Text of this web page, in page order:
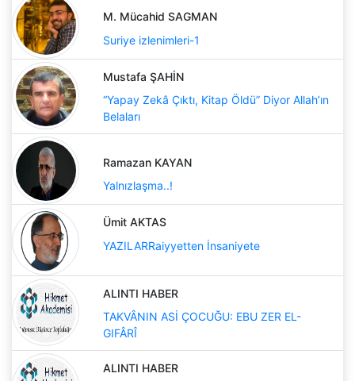
M. Mücahid SAGMAN
Suriye izlenimleri-1
Mustafa ŞAHİN
“Yapay Zekâ Çıktı, Kitap Öldü” Diyor Allah’ın
Belaları
Ramazan KAYAN
Yalnızlaşma..!
Ümit AKTAS
YAZILARRaiyyetten İnsaniyete
ALINTI HABER
TAKVÂNIN ASİ ÇOCUĞU: EBU ZER EL-
GIFÂRÎ
ALINTI HABER